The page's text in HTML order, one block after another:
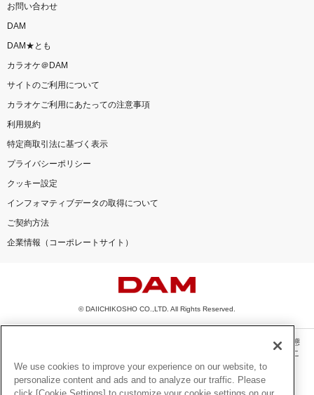
お問い合わせ
DAM
DAM★とも
カラオケ＠DAM
サイトのご利用について
カラオケご利用にあたっての注意事項
利用規約
特定商取引法に基づく表示
プライバシーポリシー
クッキー設定
インフォマティブデータの取得について
ご契約方法
企業情報（コーポレートサイト）
© DAIICHIKOSHO CO.,LTD. All Rights Reserved.
このサイトに掲載されている一切の文章・画像・写真・動画・音声等を、手段や形態
を問わず、著作権法の定める範囲を超えて無断で複製、転載、ファイル化などするこ
とを禁じます。
楽曲及びコンテンツは、機種によりご利用いただけない場合があります。
We use cookies to improve your experience on our website, to
personalize content and ads and to analyze our traffic. Please